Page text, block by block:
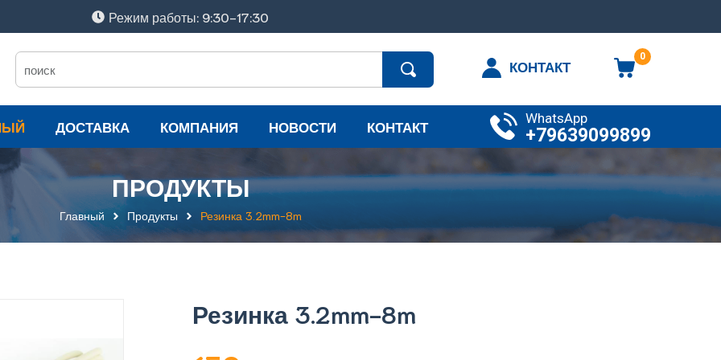
Режим работы: 9:30-17:30
0
КОНТАКТ
ДОСТАВКА КОМПАНИЯ НОВОСТИ КОНТАКТ WhatsApp
+79639099899
ПРОДУКТЫ
Главный Продукты Резинка 3.2mm-8m
Резинка 3.2mm-8m